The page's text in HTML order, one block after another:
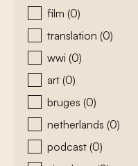
film (0)
translation (0)
wwi (0)
art (0)
bruges (0)
netherlands (0)
podcast (0)